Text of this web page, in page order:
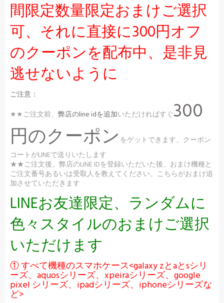
間限定数量限定おまけご選択
可、それに直接に300円オフ
のクーポンを配布中、是非見
逃せないように
ご注意：
★★ご注文前、 弊店のline idを追加いただければすぐ300
円のクーポン をゲットできます、クーポン
コートがLINEで送りいたします
★★ご注文後、弊店のLINE IDを登録いただいた後、おまけ機種と
ご注文番号あるいは受取人を教えてください、こちらがおまけ追
加させていただきます
LINEお友達限定、ランダムに
色々スタイルのおまけご選択
いただけます
① すべて機種のスマホケース<galaxy zとaとsシリ
ーズ、aquosシリーズ、xpeiraシリーズ、google
pixel シリーズ、ipadシリーズ、iphoneシリーズな
ど>